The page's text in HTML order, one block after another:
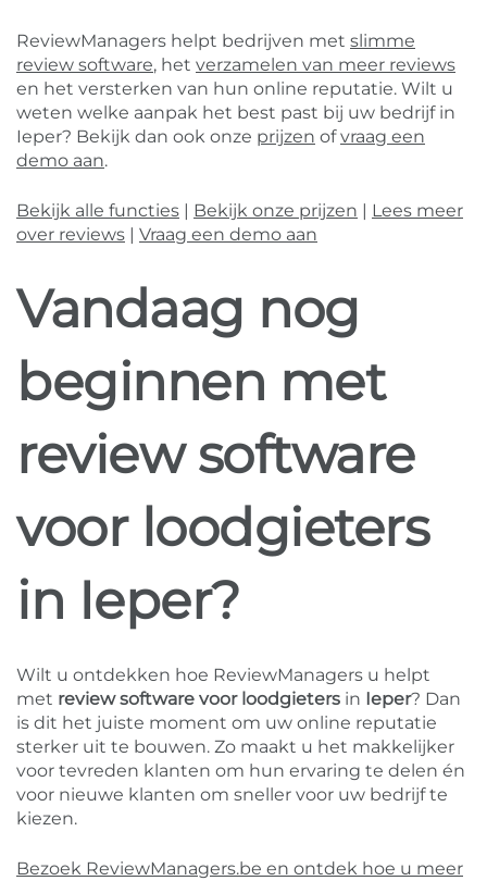
ReviewManagers helpt bedrijven met slimme
review software, het verzamelen van meer reviews
en het versterken van hun online reputatie. Wilt u
weten welke aanpak het best past bij uw bedrijf in
Ieper? Bekijk dan ook onze prijzen ofvraag een
demo aan.
Bekijk alle functies Bekijk onze prijzen
Lees meer
over reviews
Vraag een demo aan
Vandaag nog
beginnen met
review software
voor loodgieters
in Ieper?
Wilt u ontdekken hoe ReviewManagers u helpt
met review software voor loodgieters in Ieper? Dan
is dit het juiste moment om uw online reputatie
sterker uit te bouwen. Zo maakt u het makkelijker
voor tevreden klanten om hun ervaring te delen én
voor nieuwe klanten om sneller voor uw bedrijf te
kiezen.
Bezoek ReviewManagers.be en ontdek hoe u meer